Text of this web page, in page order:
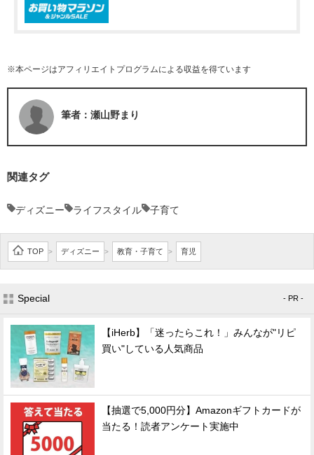
※本ページはアフィリエイトプログラムによる収益を得ています
筆者：瀬山野まり
関連タグ
ディズニー ライフスタイル 子育て
TOP > ディズニー > 教育・子育て > 育児
Special - PR -
【iHerb】「迷ったらこれ！」みんなが"リピ
買い"している人気商品
【抽選で5,000円分】Amazonギフトカードが
当たる！読者アンケート実施中